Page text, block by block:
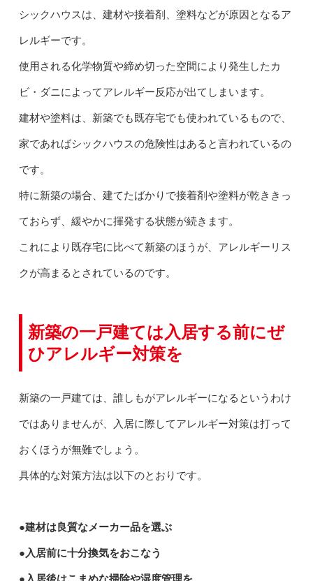
シックハウスは、建材や接着剤、塗料などが原因となるア
レルギーです。
使用される化学物質や締め切った空間により発生したカ
ビ・ダニによってアレルギー反応が出てしまいます。
建材や塗料は、新築でも既存宅でも使われているもので、
家であればシックハウスの危険性はあると言われているの
です。
特に新築の場合、建てたばかりで接着剤や塗料が乾ききっ
ておらず、緩やかに揮発する状態が続きます。
これにより既存宅に比べて新築のほうが、アレルギーリス
クが高まるとされているのです。
新築の一戸建ては入居する前にぜ
ひアレルギー対策を
新築の一戸建ては、誰しもがアレルギーになるというわけ
ではありませんが、入居に際してアレルギー対策は打って
おくほうが無難でしょう。
具体的な対策方法は以下のとおりです。
●建材は良質なメーカー品を選ぶ
●入居前に十分換気をおこなう